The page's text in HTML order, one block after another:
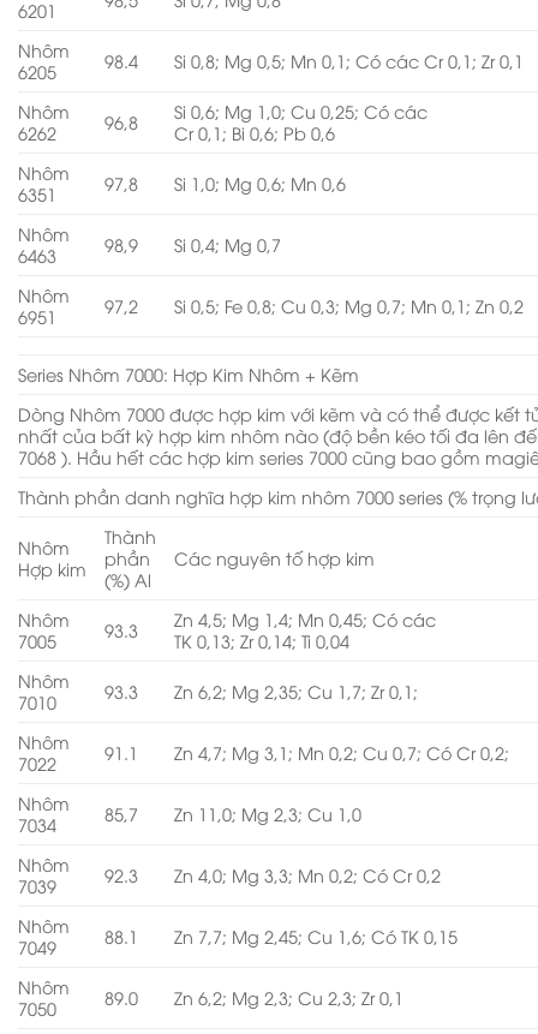
6201
Nhôm
6205
98.4 Si 0,8; Mg 0,5; Mn 0,1; Có các Cr 0,1; Zr 0,1
Nhôm
6262
96,8
Si 0,6; Mg 1,0; Cu 0,25; Có các
Cr 0,1; Bi 0,6; Pb 0,6
Nhôm
6351
97,8 Si 1,0; Mg 0,6; Mn 0,6
Nhôm
6463
98,9 Si 0,4; Mg 0,7
Nhôm
6951
97,2 Si 0,5; Fe 0,8; Cu 0,3; Mg 0,7; Mn 0,1; Zn 0,2
Series Nhôm 7000: Hợp Kim Nhôm + Kẽm
Dòng Nhôm 7000 được hợp kim với kẽm và có thể được kết
nhất của bất kỳ hợp kim nhôm nào (độ bền kéo tối đa lên
7068 ). Hầu hết các hợp kim series 7000 cũng bao gồm
Thành phần danh nghĩa hợp kim nhôm 7000 series (% trọng
Nhôm
Hợp kim
Thành
phần
(%) Al
Các nguyên tố hợp kim
Nhôm
7005
93.3
Zn 4,5; Mg 1,4; Mn 0,45; Có các
TK 0,13; Zr 0,14; Ti 0,04
Nhôm
7010
93.3 Zn 6,2; Mg 2,35; Cu 1,7; Zr 0,1;
Nhôm
7022
91.1 Zn 4,7; Mg 3,1; Mn 0,2; Cu 0,7; Có Cr 0,2;
Nhôm
7034
85,7 Zn 11,0; Mg 2,3; Cu 1,0
Nhôm
7039
92.3 Zn 4,0; Mg 3,3; Mn 0,2; Có Cr 0,2
Nhôm
7049
88.1 Zn 7,7; Mg 2,45; Cu 1,6; Có TK 0,15
Nhôm
7050
89.0 Zn 6,2; Mg 2,3; Cu 2,3; Zr 0,1